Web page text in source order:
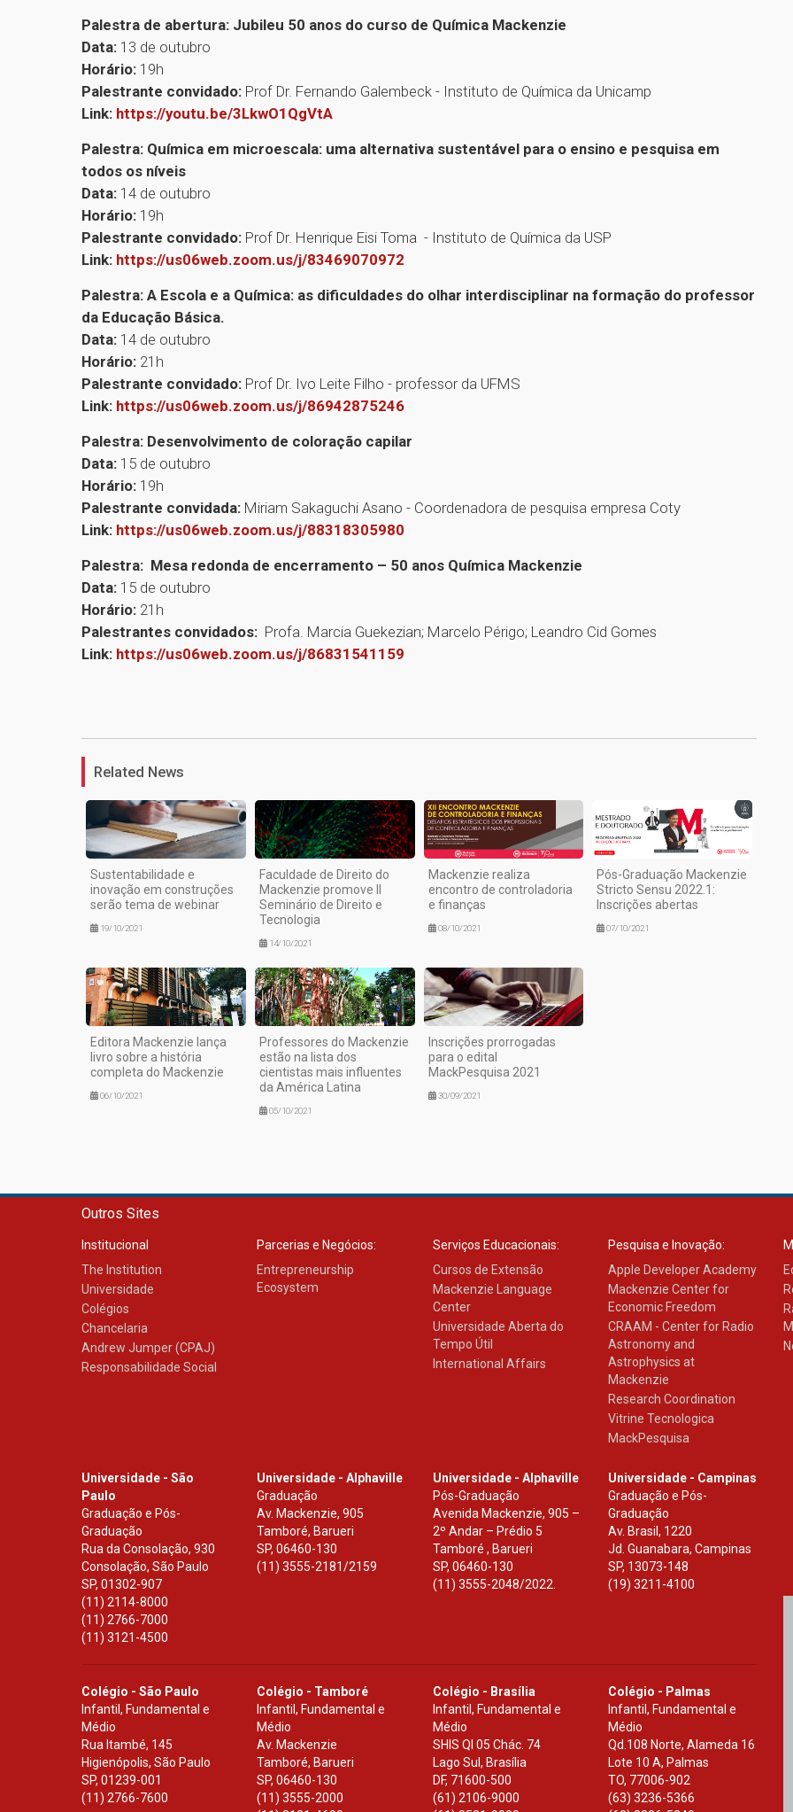
Palestra de abertura: Jubileu 50 anos do curso de Química Mackenzie
Data: 13 de outubro
Horário: 19h
Palestrante convidado: Prof Dr. Fernando Galembeck - Instituto de Química da Unicamp
Link: https://youtu.be/3LkwO1QgVtA
Palestra: Química em microescala: uma alternativa sustentável para o ensino e pesquisa em
todos os níveis
Data: 14 de outubro
Horário: 19h
Palestrante convidado: Prof Dr. Henrique Eisi Toma - Instituto de Química da USP
Link: https://us06web.zoom.us/j/83469070972
Palestra: A Escola e a Química: as dificuldades do olhar interdisciplinar na formação do professor
da Educação Básica.
Data: 14 de outubro
Horário: 21h
Palestrante convidado: Prof Dr. Ivo Leite Filho - professor da UFMS
Link: https://us06web.zoom.us/j/86942875246
Palestra: Desenvolvimento de coloração capilar
Data: 15 de outubro
Horário: 19h
Palestrante convidada: Miriam Sakaguchi Asano - Coordenadora de pesquisa empresa Coty
Link: https://us06web.zoom.us/j/88318305980
Palestra: Mesa redonda de encerramento – 50 anos Química Mackenzie
Data: 15 de outubro
Horário: 21h
Palestrantes convidados: Profa. Marcia Guekezian; Marcelo Périgo; Leandro Cid Gomes
Link: https://us06web.zoom.us/j/86831541159
Related News
Sustentabilidade e
inovação em construções
serão tema de webinar
19/10/2021
Faculdade de Direito do
Mackenzie promove II
Seminário de Direito e
Tecnologia
14/10/2021
Mackenzie realiza
encontro de controladoria
e finanças
08/10/2021
Pós-Graduação Mackenzie
Stricto Sensu 2022.1:
Inscrições abertas
07/10/2021
Editora Mackenzie lança
livro sobre a história
completa do Mackenzie
06/10/2021
Professores do Mackenzie
estão na lista dos
cientistas mais influentes
da América Latina
05/10/2021
Inscrições prorrogadas
para o edital
MackPesquisa 2021
30/09/2021
Outros Sites
Institucional
The Institution
Universidade
Colégios
Chancelaria
Andrew Jumper (CPAJ)
Responsabilidade Social
Parcerias e Negócios:
Entrepreneurship
Ecosystem
Serviços Educacionais:
Cursos de Extensão
Mackenzie Language
Center
Universidade Aberta do
Tempo Útil
International Affairs
Pesquisa e Inovação:
Apple Developer Academy
Mackenzie Center for
Economic Freedom
CRAAM - Center for Radio
Astronomy and
Astrophysics at
Mackenzie
Research Coordination
Vitrine Tecnologica
MackPesquisa
Universidade - São
Paulo
Graduação e Pós-
Graduação
Rua da Consolação, 930
Consolação, São Paulo
SP, 01302-907
(11) 2114-8000
(11) 2766-7000
(11) 3121-4500
Universidade - Alphaville
Graduação
Av. Mackenzie, 905
Tamboré, Barueri
SP,06460-130
(11) 3555-2181/2159
Universidade - Alphaville
Pós-Graduação
Avenida Mackenzie, 905 –
2º Andar – Prédio 5
Tamboré , Barueri
SP, 06460-130
(11) 3555-2048/2022.
Universidade - Campinas
Graduação e Pós-
Graduação
Av. Brasil, 1220
Jd. Guanabara, Campinas
SP, 13073-148
(19) 3211-4100
Colégio - São Paulo
Infantil, Fundamental e
Médio
Rua Itambé, 145
Higienópolis, São Paulo
SP, 01239-001
(11) 2766-7600
Colégio - Tamboré
Infantil, Fundamental e
Médio
Av. Mackenzie
Tamboré, Barueri
SP,06460-130
(11) 3555-2000
Colégio - Brasília
Infantil, Fundamental e
Médio
SHIS Ql 05 Chác. 74
Lago Sul, Brasília
DF, 71600-500
(61) 2106-9000
Colégio - Palmas
Infantil, Fundamental e
Médio
Qd.108 Norte, Alameda 16
Lote 10 A, Palmas
TO, 77006-902
(63) 3236-5366